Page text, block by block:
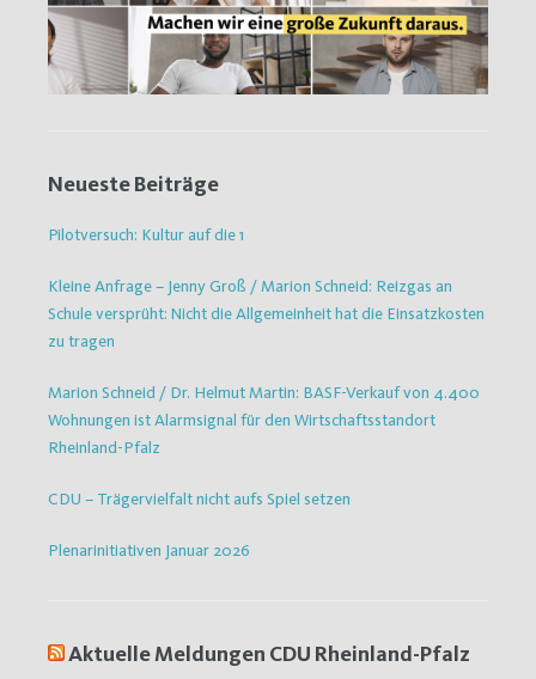
Neueste Beiträge
Pilotversuch: Kultur auf die 1
Kleine Anfrage – Jenny Groß / Marion Schneid: Reizgas an
Schule versprüht: Nicht die Allgemeinheit hat die Einsatzkosten
zu tragen
Marion Schneid / Dr. Helmut Martin: BASF-Verkauf von 4.400
Wohnungen ist Alarmsignal für den Wirtschaftsstandort
Rheinland-Pfalz
CDU – Trägervielfalt nicht aufs Spiel setzen
Plenarinitiativen Januar 2026
Aktuelle Meldungen CDU Rheinland-Pfalz